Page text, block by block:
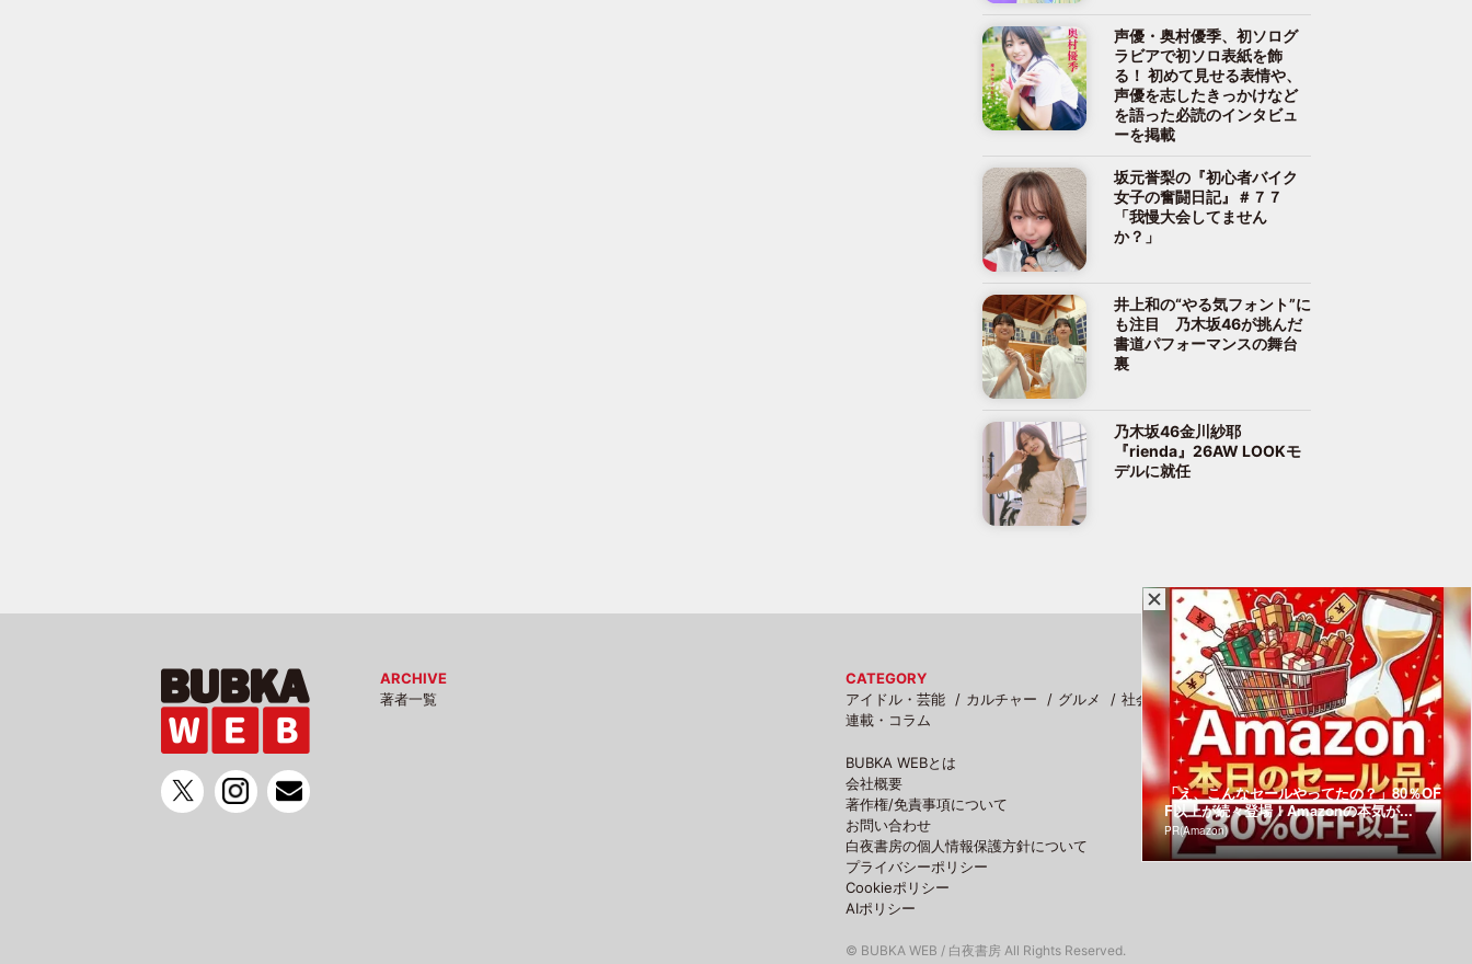
声優・奥村優季、初ソログ
ラビアで初ソロ表紙を飾
る！ 初めて見せる表情や、
声優を志したきっかけなど
を語った必読のインタビュ
ーを掲載
坂元誉梨の『初心者バイク
女子の奮闘日記』＃７７
「我慢大会してません
か？」
井上和の“やる気フォント”に
も注目 乃木坂46が挑んだ
書道パフォーマンスの舞台
裏
乃木坂46金川紗耶
『rienda』26AW LOOKモ
デルに就任
ARCHIVE
著者一覧
CATEGORY
アイドル・芸能
カルチャー グルメ 社会
スポーツ
連載・コラム
BUBKA WEBとは
会社概要
著作権/免責事項について
お問い合わせ
白夜書房の個人情報保護方針について
プライバシーポリシー
Cookieポリシー
AIポリシー
© BUBKA WEB / 白夜書房 All Rights Reserved.
「え、こんなセールやってたの？」80％OF
F以上が続々登場！Amazonの本気が...
PR(Amazon)